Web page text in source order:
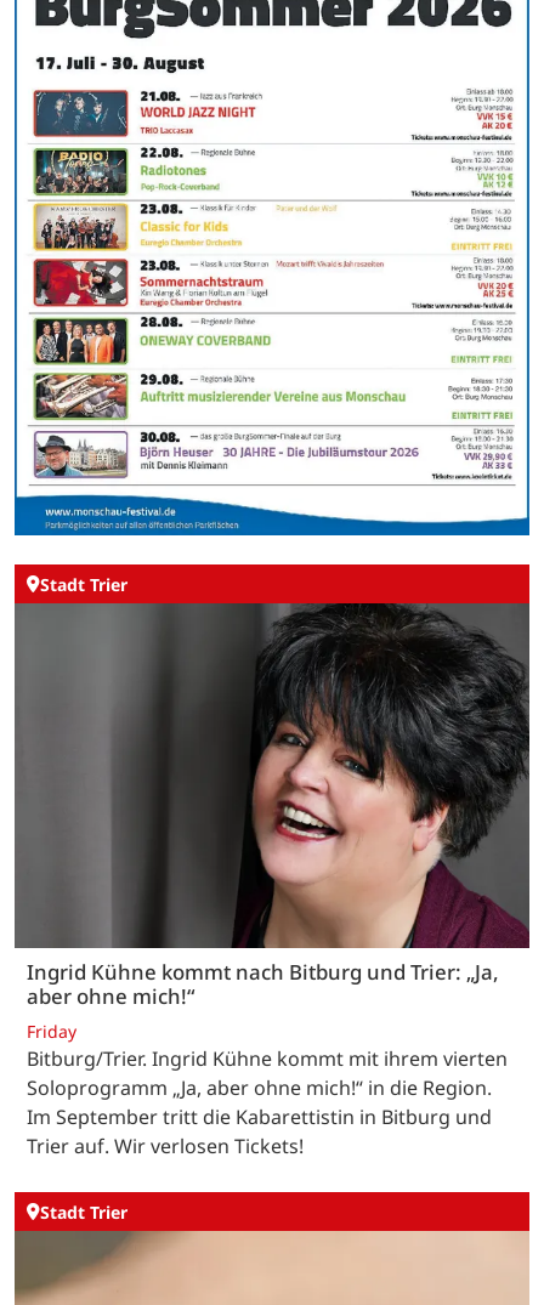
Stadt Trier
Ingrid Kühne kommt nach Bitburg und Trier: „Ja,
aber ohne mich!“
Friday
Bitburg/Trier. Ingrid Kühne kommt mit ihrem vierten
Soloprogramm „Ja, aber ohne mich!“ in die Region.
Im September tritt die Kabarettistin in Bitburg und
Trier auf. Wir verlosen Tickets!
Stadt Trier